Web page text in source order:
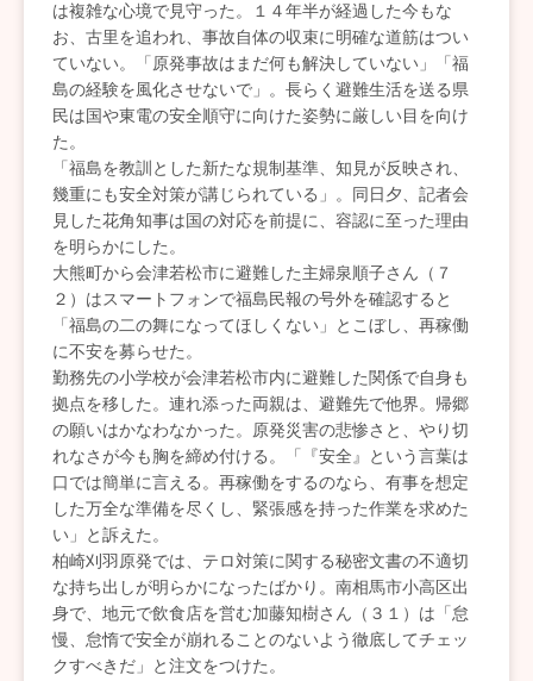
は複雑な心境で見守った。１４年半が経過した今もな
お、古里を追われ、事故自体の収束に明確な道筋はつい
ていない。「原発事故はまだ何も解決していない」「福
島の経験を風化させないで」。長らく避難生活を送る県
民は国や東電の安全順守に向けた姿勢に厳しい目を向け
た。
「福島を教訓とした新たな規制基準、知見が反映され、
幾重にも安全対策が講じられている」。同日夕、記者会
見した花角知事は国の対応を前提に、容認に至った理由
を明らかにした。
大熊町から会津若松市に避難した主婦泉順子さん（７
２）はスマートフォンで福島民報の号外を確認すると
「福島の二の舞になってほしくない」とこぼし、再稼働
に不安を募らせた。
勤務先の小学校が会津若松市内に避難した関係で自身も
拠点を移した。連れ添った両親は、避難先で他界。帰郷
の願いはかなわなかった。原発災害の悲惨さと、やり切
れなさが今も胸を締め付ける。「『安全』という言葉は
口では簡単に言える。再稼働をするのなら、有事を想定
した万全な準備を尽くし、緊張感を持った作業を求めた
い」と訴えた。
柏崎刈羽原発では、テロ対策に関する秘密文書の不適切
な持ち出しが明らかになったばかり。南相馬市小高区出
身で、地元で飲食店を営む加藤知樹さん（３１）は「怠
慢、怠惰で安全が崩れることのないよう徹底してチェッ
クすべきだ」と注文をつけた。